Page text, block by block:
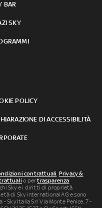
BAR
SKY
POLICY
DI ACCESSIBILITÀ
contrattuali, Privacy &
o pertrasparenza
Sky e i diritti di proprietà
di Sky international AG e sono
Sky Italia Srl Via Monte Penice, 7 -